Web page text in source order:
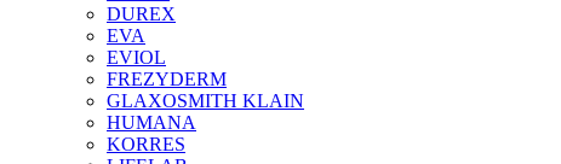
DUREX
EVA
EVIOL
FREZYDERM
GLAXOSMITH KLAIN
HUMANA
KORRES